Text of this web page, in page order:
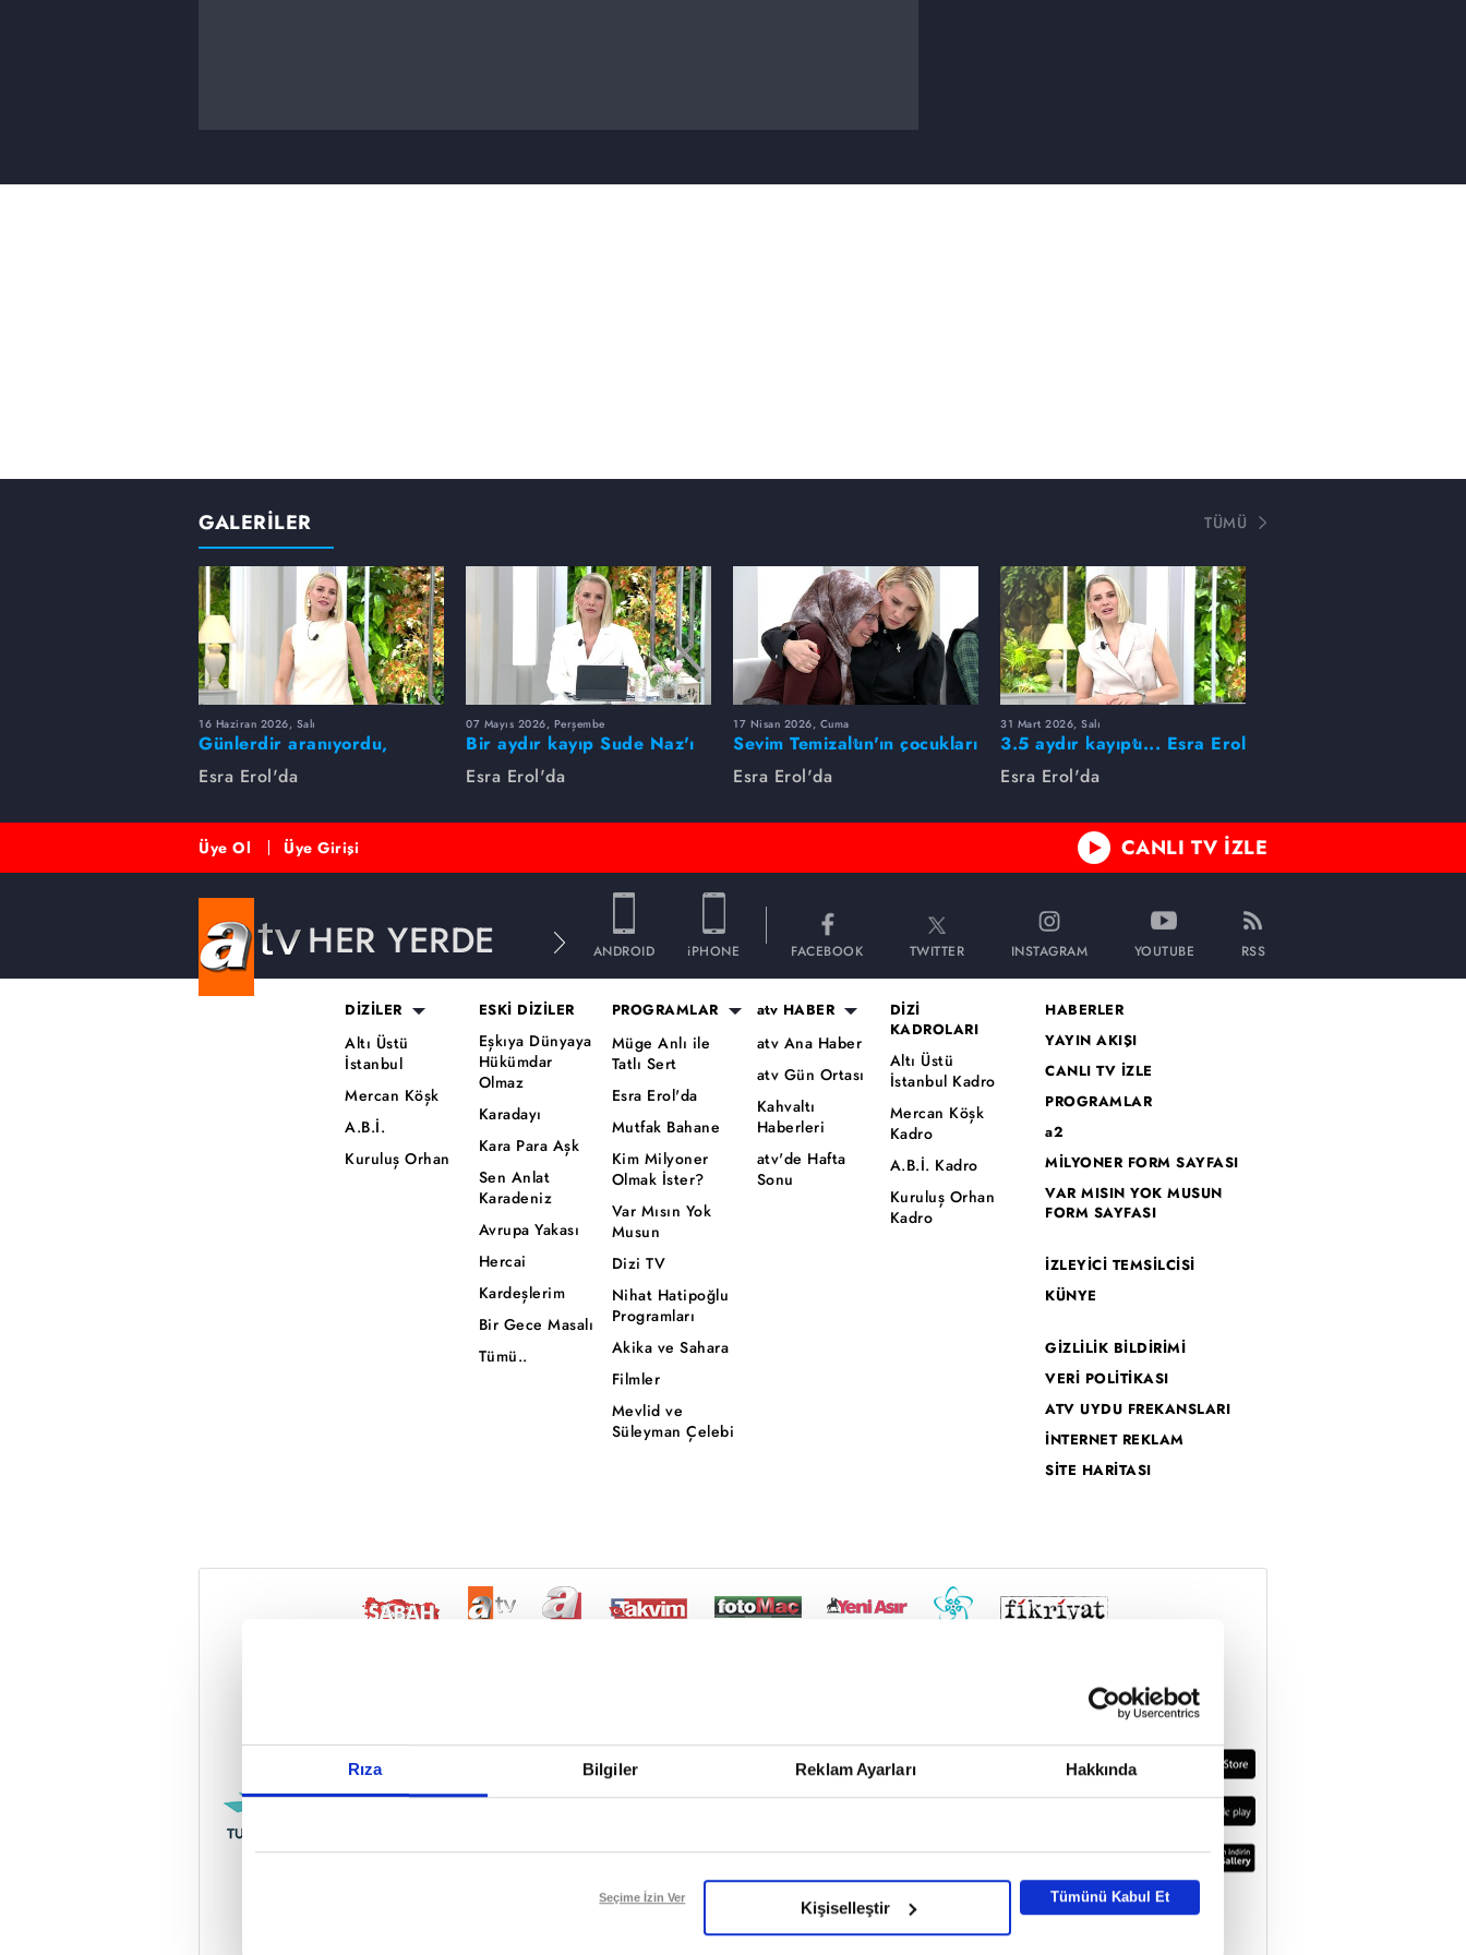
Rıza Bilgiler Reklam Ayarları Hakkında
Reddet
Seçime İzin Ver
Kişiselleştir
Tümünü Kabul Et
GALERİLER TÜMÜ
16 Haziran 2026, Salı
Günlerdir aranıyordu,
dakikalar içinde bulundu!
Esra Erol'da
07 Mayıs 2026, Perşembe
Bir aydır kayıp Sude Naz'ı
Esra Erol buldu
Esra Erol'da
17 Nisan 2026, Cuma
Sevim Temizaltın'ın çocukları
nerede?
Esra Erol'da
31 Mart 2026, Salı
3.5 aydır kayıptı... Esra Erol
buldu!
Esra Erol'da
Üye Ol Üye Girişi CANLI TV İZLE
HER YERDE ANDROID iPHONE FACEBOOK TWITTER INSTAGRAM YOUTUBE RSS
DİZİLER
Altı Üstü
İstanbul
Mercan Köşk
A.B.İ.
Kuruluş Orhan
ESKİ DİZİLER
Eşkıya Dünyaya
Hükümdar
Olmaz
Karadayı
Kara Para Aşk
Sen Anlat
Karadeniz
Avrupa Yakası
Hercai
Kardeşlerim
Bir Gece Masalı
Tümü..
PROGRAMLAR
Müge Anlı ile
Tatlı Sert
Esra Erol'da
Mutfak Bahane
Kim Milyoner
Olmak İster?
Var Mısın Yok
Musun
Dizi TV
Nihat Hatipoğlu
Programları
Akika ve Sahara
Filmler
Mevlid ve
Süleyman Çelebi
atv HABER
atv Ana Haber
atv Gün Ortası
Kahvaltı
Haberleri
atv'de Hafta
Sonu
DİZİ
KADROLARI
Altı Üstü
İstanbul Kadro
Mercan Köşk
Kadro
A.B.İ. Kadro
Kuruluş Orhan
Kadro
HABERLER
YAYIN AKIŞI
CANLI TV İZLE
PROGRAMLAR
a2
MİLYONER FORM SAYFASI
VAR MISIN YOK MUSUN
FORM SAYFASI
İZLEYİCİ TEMSİLCİSİ
KÜNYE
GİZLİLİK BİLDİRİMİ
VERİ POLİTİKASI
ATV UYDU FREKANSLARI
İNTERNET REKLAM
SİTE HARİTASI